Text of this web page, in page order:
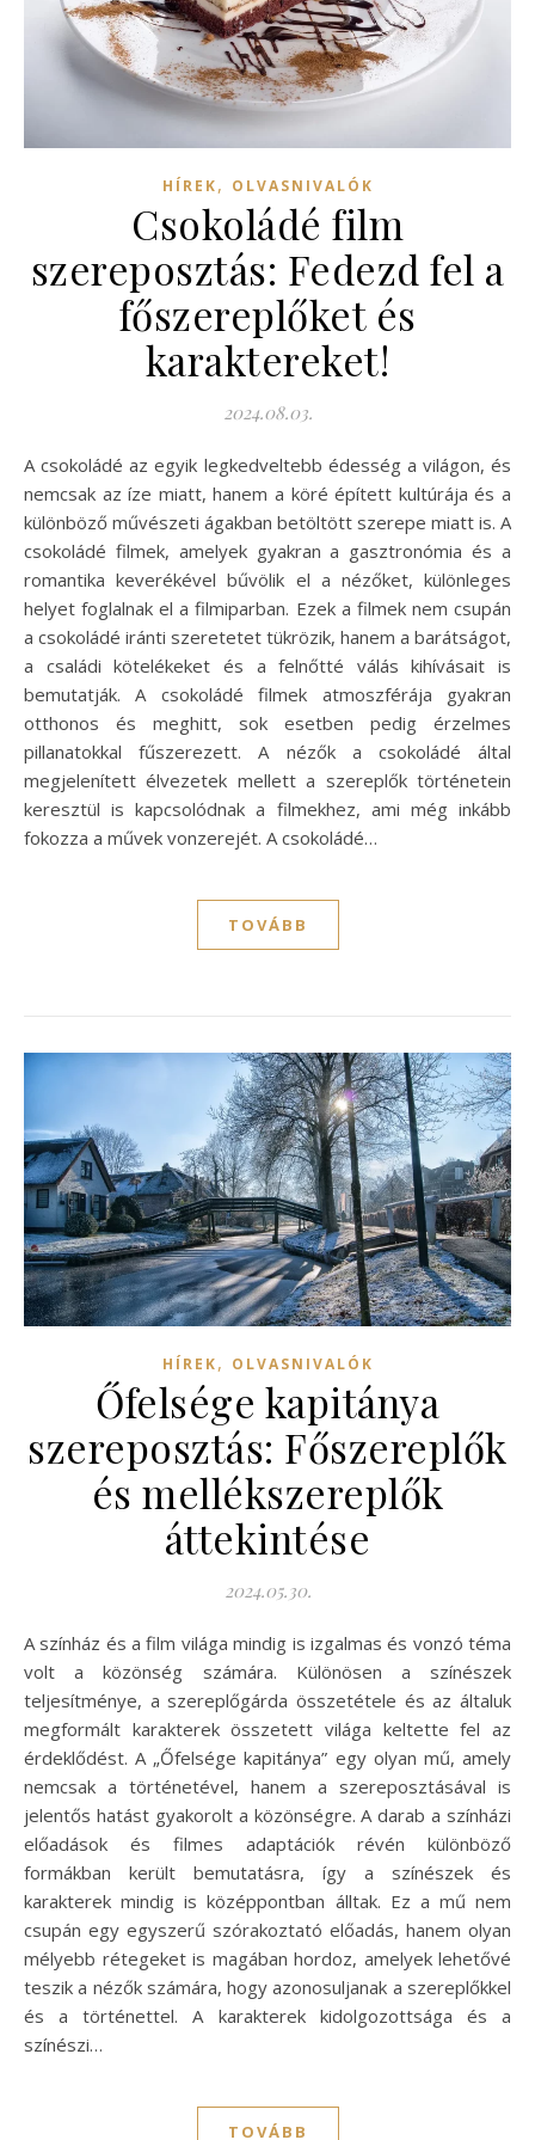
HÍREK, OLVASNIVALÓK
Csokoládé film
szereposztás: Fedezd fel a
főszereplőket és
karaktereket!
2024.08.03.
A csokoládé az egyik legkedveltebb édesség a világon, és
nemcsak az íze miatt, hanem a köré épített kultúrája és a
különböző művészeti ágakban betöltött szerepe miatt is. A
csokoládé filmek, amelyek gyakran a gasztronómia és a
romantika keverékével bűvölik el a nézőket, különleges
helyet foglalnak el a filmiparban. Ezek a filmek nem csupán
a csokoládé iránti szeretetet tükrözik, hanem a barátságot,
a családi kötelékeket és a felnőtté válás kihívásait is
bemutatják. A csokoládé filmek atmoszférája gyakran
otthonos és meghitt, sok esetben pedig érzelmes
pillanatokkal fűszerezett. A nézők a csokoládé által
megjelenített élvezetek mellett a szereplők történetein
keresztül is kapcsolódnak a filmekhez, ami még inkább
fokozza a művek vonzerejét. A csokoládé…
TOVÁBB
HÍREK, OLVASNIVALÓK
Őfelsége kapitánya
szereposztás: Főszereplők
és mellékszereplők
áttekintése
2024.05.30.
A színház és a film világa mindig is izgalmas és vonzó téma
volt a közönség számára. Különösen a színészek
teljesítménye, a szereplőgárda összetétele és az általuk
megformált karakterek összetett világa keltette fel az
érdeklődést. A „Őfelsége kapitánya” egy olyan mű, amely
nemcsak a történetével, hanem a szereposztásával is
jelentős hatást gyakorolt a közönségre. A darab a színházi
előadások és filmes adaptációk révén különböző
formákban került bemutatásra, így a színészek és
karakterek mindig is középpontban álltak. Ez a mű nem
csupán egy egyszerű szórakoztató előadás, hanem olyan
mélyebb rétegeket is magában hordoz, amelyek lehetővé
teszik a nézők számára, hogy azonosuljanak a szereplőkkel
és a történettel. A karakterek kidolgozottsága és a
színészi…
TOVÁBB